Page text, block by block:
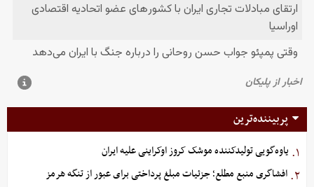
پربیننده‌ترین
۱. یاوه‌گویی تولیدکننده موشک کروز اوکراینی علیه ایران
۲. افشاگری منبع مطلع؛ جزئیات مبلغ پرداختی برای عبور از تنگه هرمز